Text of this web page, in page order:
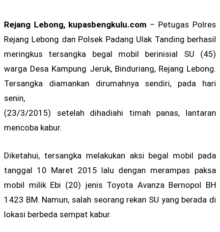
Rejang Lebong, kupasbengkulu.com – Petugas Polres
Rejang Lebong dan Polsek Padang Ulak Tanding berhasil
meringkus tersangka begal mobil berinisial SU (45)
warga Desa Kampung Jeruk, Binduriang, Rejang Lebong.
Tersangka diamankan dirumahnya sendiri, pada hari
senin,
(23/3/2015) setelah dihadiahi timah panas, lantaran
mencoba kabur.
Diketahui, tersangka melakukan aksi begal mobil pada
tanggal 10 Maret 2015 lalu dengan merampas paksa
mobil milik Ebi (20) jenis Toyota Avanza Bernopol BH
1423 BM. Namun, salah seorang rekan SU yang berada di
lokasi berbeda sempat kabur.